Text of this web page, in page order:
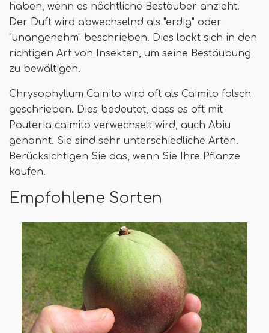
haben, wenn es nächtliche Bestäuber anzieht.
Der Duft wird abwechselnd als "erdig" oder
"unangenehm" beschrieben. Dies lockt sich in den
richtigen Art von Insekten, um seine Bestäubung
zu bewältigen.
Chrysophyllum Cainito wird oft als Caimito falsch
geschrieben. Dies bedeutet, dass es oft mit
Pouteria caimito verwechselt wird, auch Abiu
genannt. Sie sind sehr unterschiedliche Arten.
Berücksichtigen Sie das, wenn Sie Ihre Pflanze
kaufen.
Empfohlene Sorten